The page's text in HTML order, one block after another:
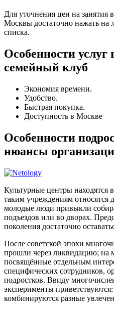
Для уточнения цен на занятия
Москвы достаточно нажать на
списка.
Особенности услуг
семейный клуб
Экономия времени.
Удобство.
Быстрая покупка.
Доступность в Москве
Особенности
нюансы
Культурные центры находятся
таким учреждениям относятся
молодые люди привыкли
подъездов или во дворах.
поколения достаточно
После советской эпохи
прошли через ликвидацию; на
посвящённые отдельным
специфических сотрудников,
подростков. Ввиду
эксперименты
комбинируются разные